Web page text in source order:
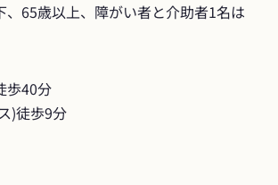
65歳以上、障がい者と介助者1名は
歩40分
)徒歩9分